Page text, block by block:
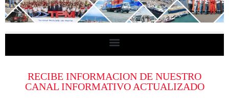
RECIBE INFORMACION DE NUESTRO
CANAL INFORMATIVO ACTUALIZADO